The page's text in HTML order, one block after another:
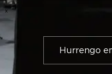
x
Hurrengo